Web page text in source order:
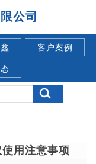
公司
客户案例
用注意事项